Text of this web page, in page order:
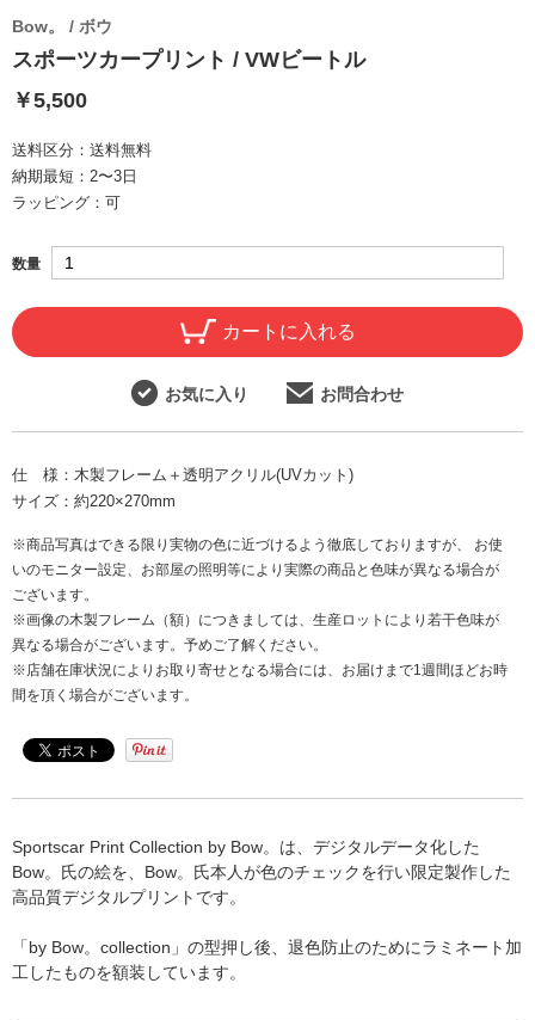
Bow。 / ボウ
スポーツカープリント / VWビートル
￥5,500
送料区分： 送料無料
納期最短： 2〜3日
ラッピング： 可
数量
カートに入れる
お気に入り お問合わせ
仕 様： 木製フレーム＋透明アクリル(UVカット)
サイズ： 約220×270mm
※商品写真はできる限り実物の色に近づけるよう徹底しておりますが、 お使
いのモニター設定、お部屋の照明等により実際の商品と色味が異なる場合が
ございます。
※画像の木製フレーム（額）につきましては、生産ロットにより若干色味が
異なる場合がございます。予めご了解ください。
※店舗在庫状況によりお取り寄せとなる場合には、お届けまで1週間ほどお時
間を頂く場合がございます。
Sportscar Print Collection by Bow。は、デジタルデータ化した
Bow。氏の絵を、Bow。氏本人が色のチェックを行い限定製作した
高品質デジタルプリントです。
「by Bow。collection」の型押し後、退色防止のためにラミネート加
工したものを額装しています。